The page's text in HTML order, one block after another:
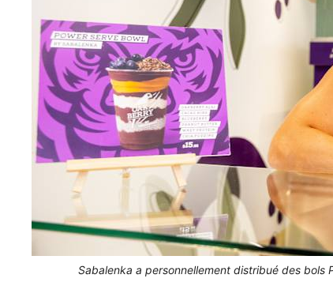
Sabalenka a personnellement distribué des bols